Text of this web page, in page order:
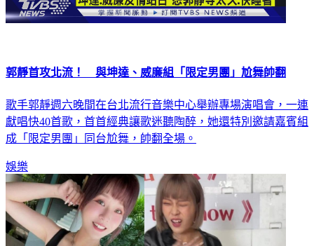
郭靜首攻北流！ 與坤達、威廉組「限定男團」尬舞帥翻
歌手郭靜週六晚間在台北流行音樂中心舉辦專場演唱會，一連
獻唱快40首歌，首首經典讓歌迷聽陶醉，她還特別邀請嘉賓組
成「限定男團」同台尬舞，帥翻全場。
娛樂